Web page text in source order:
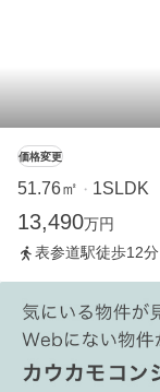
価格変更
51.76㎡ ・ 1SLDK
13,490万円
表参道駅徒歩12分